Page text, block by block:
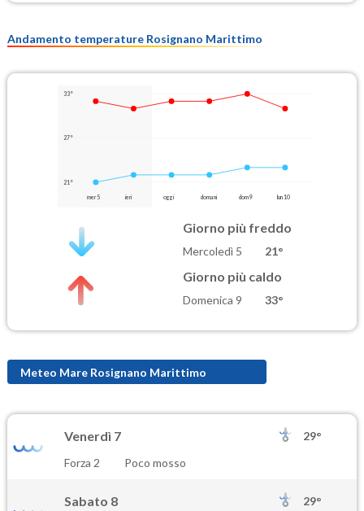
Andamento temperature Rosignano Marittimo
33°
27°
21°
mer 5 ieri oggi domani dom 9 lun 10
Giorno più freddo
Mercoledì 5 21°
Giorno più caldo
Domenica 9 33°
Meteo Mare Rosignano Marittimo
Venerdì 7
29°
Forza 2
Poco mosso
Sabato 8
29°